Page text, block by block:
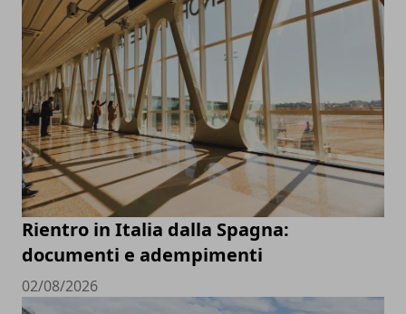
Rientro in Italia dalla Spagna:
documenti e adempimenti
02/08/2026